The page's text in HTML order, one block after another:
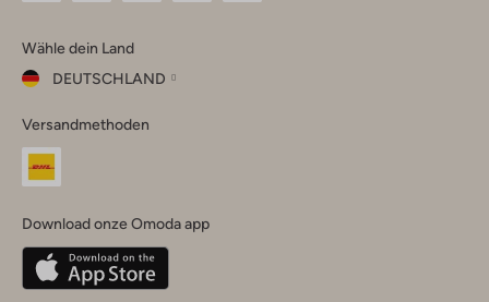
Instagram
Facebook
TikTok
Wähle dein Land
DEUTSCHLAND
dein
Land
Belgique(Français)
Deutschland
Versandmethoden
Download onze Omoda app